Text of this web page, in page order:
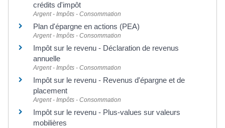
crédits d'impôt
Argent - Impôts - Consommation
Plan d'épargne en actions (PEA)
Argent - Impôts - Consommation
Impôt sur le revenu - Déclaration de revenus
annuelle
Argent - Impôts - Consommation
Impôt sur le revenu - Revenus d'épargne et de
placement
Argent - Impôts - Consommation
Impôt sur le revenu - Plus-values sur valeurs
mobilières